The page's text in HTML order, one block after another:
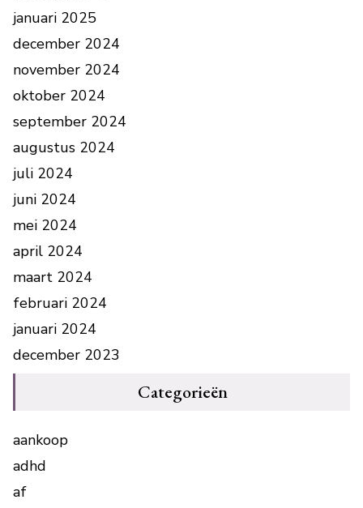
januari 2025
december 2024
november 2024
oktober 2024
september 2024
augustus 2024
juli 2024
juni 2024
mei 2024
april 2024
maart 2024
februari 2024
januari 2024
december 2023
Categorieën
aankoop
adhd
af